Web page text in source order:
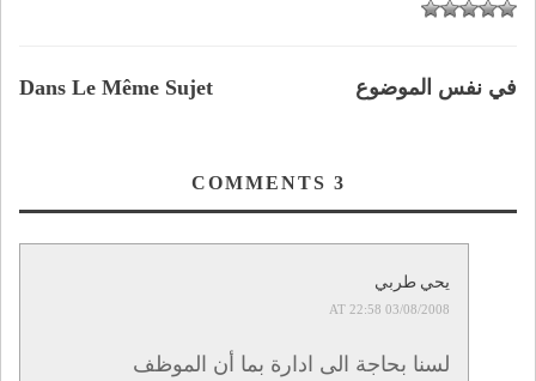
Dans Le Même Sujet في نفس الموضوع
3
يحي طربي
03/08/2008 AT 22:58
لسنا بحاجة الى ادارة بما أن الموظف